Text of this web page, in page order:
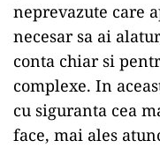
neprevazute care
necesar sa ai
conta chiar si
complexe. In
cu siguranta cea
face, mai ales